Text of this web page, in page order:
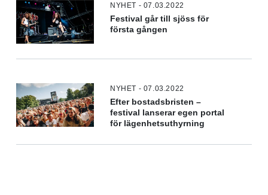
NYHET - 07.03.2022
Festival går till sjöss för
första gången
NYHET - 07.03.2022
Efter bostadsbristen –
festival lanserar egen portal
för lägenhetsuthyrning